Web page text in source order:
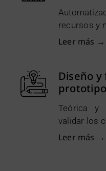
recursos y
Leer más →
Diseño
Teórica y
validar los
Leer más →